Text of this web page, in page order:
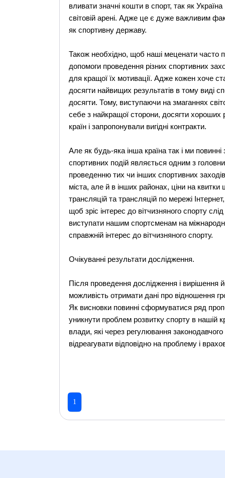
вливати значні кошти в спорт, так як
світовій арені. Адже це є дуже важливим
як спортивну державу.
Також необхідно, щоб наші меценати часто
допомоги проведення різних спортивних
для кращої їх мотивації. Адже кожен хоче
досягти найвищих результатів в тому виді
досягти. Тому, виступаючи на змаганнях
себе з найкращої сторони, досягти хороших
країн і запропонували вигідні контракти.
Але як будь-яка інша країна так і ми
спортивних подій являється одним з
проведенню тих чи інших спортивних
міста, але й в інших районах, ціни на
трансляцій та трансляцій по мережі
щоб зріс інтерес до вітчизняного спорту
виступати нашим спортсменам на
справжній інтерес до вітчизняного спорту.
Очікуванні результати дослідження.
Після проведення дослідження і
можливість отримати дані про відношення
Як висновки повинні сформуватися ряд
уникнути проблем розвитку спорту в нашій
влади, які через регулювання
відреагувати відповідно на проблему і
1